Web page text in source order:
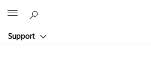
Support